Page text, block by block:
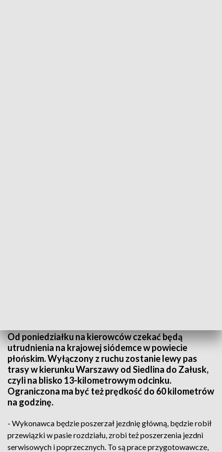
Od poniedziałku na kierowców czekać będą
utrudnienia na krajowej siódemce w powiecie
płońskim. Wyłączony z ruchu zostanie lewy pas
trasy w kierunku Warszawy od Siedlina do Załusk,
czyli na blisko 13-kilometrowym odcinku.
Ograniczona ma być też prędkość do 60 kilometrów
na godzinę.
- Wykonawca będzie poszerzał jezdnię główną, będzie robił
przewiązki w pasie rozdziału, zrobi też poszerzenia jezdni
serwisowych i poprzecznych. To są prace przygotowawcze,